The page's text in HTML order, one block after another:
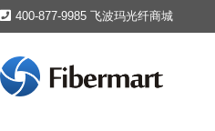
400-877-9985 飞波玛光纤商城